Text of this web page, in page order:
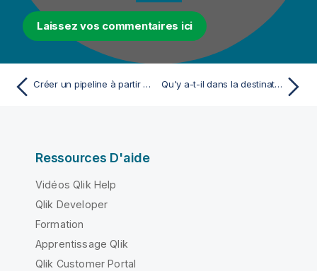
Laissez vos commentaires ici
Créer un pipeline à partir d'un jeu de données Qu'y a-t-il dans la destination de mon pipeline ?
Ressources D'aide
Vidéos Qlik Help
Qlik Developer
Formation
Apprentissage Qlik
Qlik Customer Portal